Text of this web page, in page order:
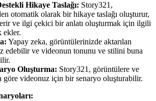
Hikaye Taslağı: Story321,
otomatik olarak bir hikaye taslağı oluşturur,
ve ilgi çekici bir anlatı oluşturmak için ilgili
ekler.
Yapay zeka, görüntülerinizde aktarılan
edebilir ve videonun tonunu ve stilini buna
Oluşturma: Story321, görüntülere ve
göre videonuz için bir senaryo oluşturabilir.